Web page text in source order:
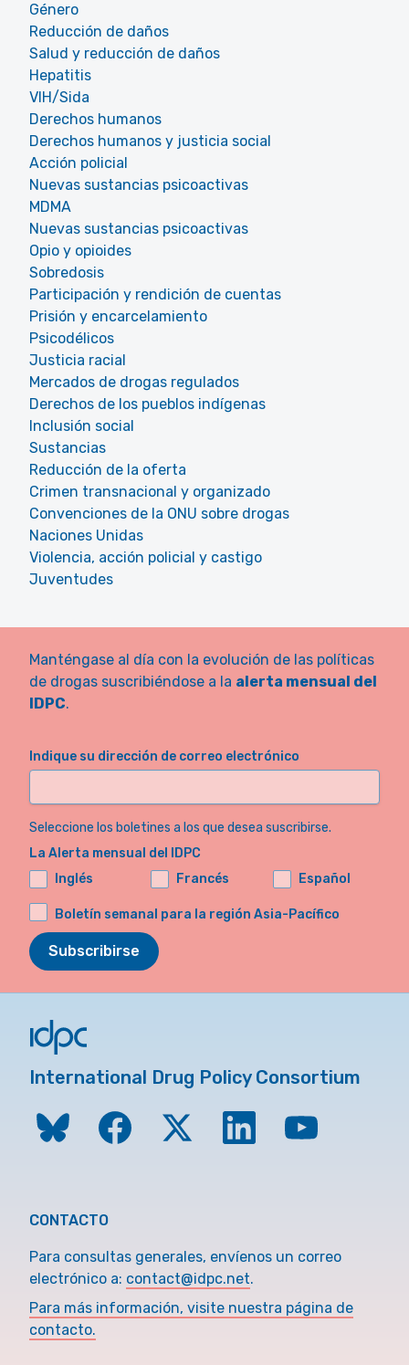
Género
Reducción de daños
Salud y reducción de daños
Hepatitis
VIH/Sida
Derechos humanos
Derechos humanos y justicia social
Acción policial
Nuevas sustancias psicoactivas
MDMA
Nuevas sustancias psicoactivas
Opio y opioides
Sobredosis
Participación y rendición de cuentas
Prisión y encarcelamiento
Psicodélicos
Justicia racial
Mercados de drogas regulados
Derechos de los pueblos indígenas
Inclusión social
Sustancias
Reducción de la oferta
Crimen transnacional y organizado
Convenciones de la ONU sobre drogas
Naciones Unidas
Violencia, acción policial y castigo
Juventudes
Manténgase al día con la evolución de las políticas
de drogas suscribiéndose a la alerta mensual del
IDPC.
Indique su dirección de correo electrónico
Seleccione los boletines a los que desea suscribirse.
La Alerta mensual del IDPC
Inglés
Francés Español
Boletín semanal para la región Asia-Pacífico
Subscribirse
International Drug Policy Consortium
CONTACTO
Para consultas generales, envíenos un correo
electrónico a: contact@idpc.net.
Para más información, visite nuestra página de
contacto.